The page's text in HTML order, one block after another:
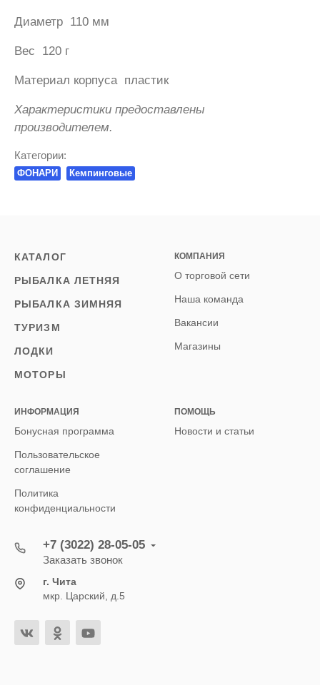
Диаметр 110 мм
Вес 120 г
Материал корпуса пластик
Характеристики предоставлены
производителем.
Категории:
ФОНАРИ Кемпинговые
КАТАЛОГ
РЫБАЛКА ЛЕТНЯЯ
РЫБАЛКА ЗИМНЯЯ
ТУРИЗМ
ЛОДКИ
МОТОРЫ
КОМПАНИЯ
О торговой сети
Наша команда
Вакансии
Магазины
ИНФОРМАЦИЯ
Бонусная программа
Пользовательское
соглашение
Политика
конфиденциальности
ПОМОЩЬ
Новости и статьи
+7 (3022) 28-05-05
Заказать звонок
г. Чита
мкр. Царский, д.5